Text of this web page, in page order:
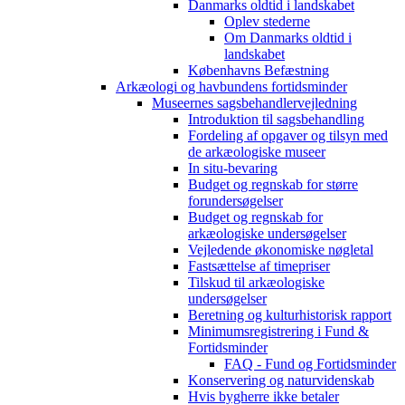
Danmarks oldtid i landskabet
Oplev stederne
Om Danmarks oldtid i
landskabet
Københavns Befæstning
Arkæologi og havbundens fortidsminder
Museernes sagsbehandlervejledning
Introduktion til sagsbehandling
Fordeling af opgaver og tilsyn med
de arkæologiske museer
In situ-bevaring
Budget og regnskab for større
forundersøgelser
Budget og regnskab for
arkæologiske undersøgelser
Vejledende økonomiske nøgletal
Fastsættelse af timepriser
Tilskud til arkæologiske
undersøgelser
Beretning og kulturhistorisk rapport
Minimumsregistrering i Fund &
Fortidsminder
FAQ - Fund og Fortidsminder
Konservering og naturvidenskab
Hvis bygherre ikke betaler